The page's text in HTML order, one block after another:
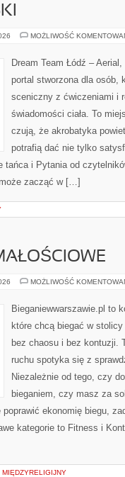
MOŻLIWOŚĆ
Dream Team Łódź –
portal stworzona dla osób,
sceniczny z ćwiczeniami i
świadomości ciała. To
czują, że akrobatyka
potrafią dać nie tylko
i Pytania od
zacząć w […]
MOŻLIWOŚĆ
Bieganiewwarszawie.pl to
które chcą biegać w
bez chaosu i bez kontuzji.
ruchu spotyka się z
Niezależnie od tego, czy
bieganiem, czy masz za
ekonomię biegu,
kategorie to Fitness i